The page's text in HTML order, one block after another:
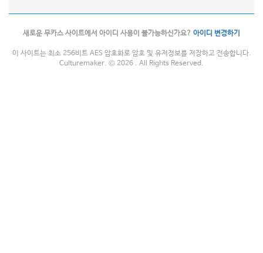
새로운 무카스 사이트에서 아이디 사용이 불가능하신가요? 아이디 변경하기
이 사이트는 최소 256비트 AES 암호화로 암호 및 유저정보를 저장하고 전송합니다.
Culturemaker. © 2026 . All Rights Reserved.